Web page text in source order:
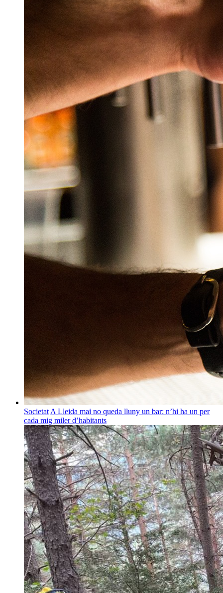
Societat A Lleida mai no queda lluny un bar: n’hi ha un per
cada mig miler d’habitants